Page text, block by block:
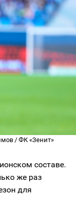
/ ФК «Зенит»
составе.
же раз
для